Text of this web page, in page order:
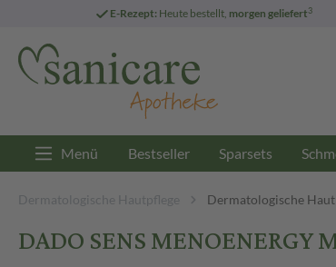
E-Rezept: Heute bestellt, morgen geliefert3
Menü Bestseller Sparsets
Dermatologische Hautpflege Dermatologische
DADO SENS MENOENERGY